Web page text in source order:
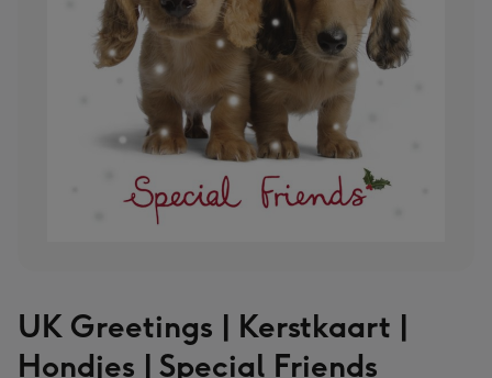
UK Greetings | Kerstkaart |
Hondjes | Special Friends